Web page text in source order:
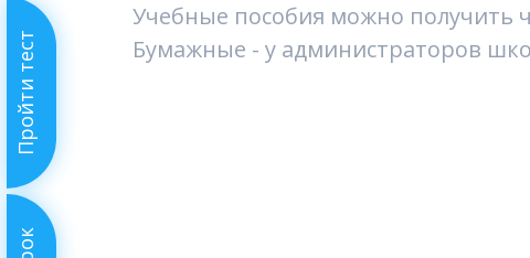
Пройти тест
Учебные пособия можно получить
Бумажные - у администраторов